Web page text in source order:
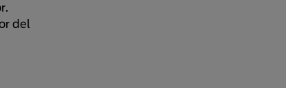
del